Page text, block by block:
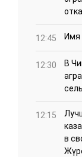
12:45 Имя
12:30
В
12:15
в